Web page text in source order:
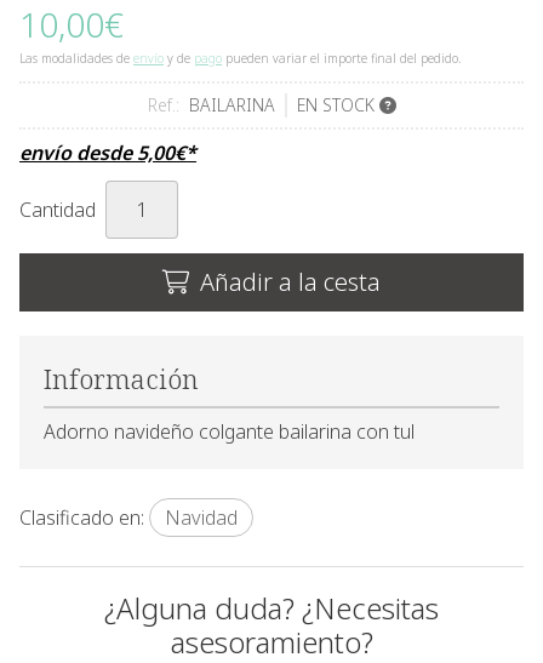
10,00€
Las modalidades de envío y de pago pueden variar el importe final del pedido.
Ref.: BAILARINA EN STOCK
envío desde5,00€*
Cantidad
Añadir a la cesta
Información
Adorno navideño colgante bailarina con tul
Clasificado en: Navidad
¿Alguna duda? ¿Necesitas
asesoramiento?